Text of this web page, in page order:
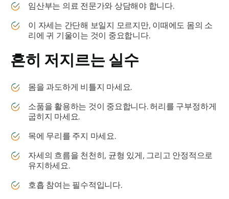
임산부는 의료 전문가와 상담해야 합니다.
이 자세는 간단해 보일지 모르지만, 이때에도 몸의 소
리에 귀 기울이는 것이 중요합니다.
흔히 저지르는 실수
몸을 과도하게 비틀지 마세요.
소품을 활용하는 것이 중요합니다. 허리를 구부정하게
굽히지 마세요.
목에 무리를 주지 마세요.
자세의 흐름을 천천히, 균형 있게, 그리고 안정적으로
유지하세요.
호흡 참여는 필수적입니다.